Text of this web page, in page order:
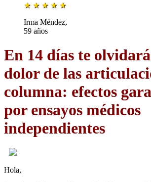
★ ★ ★ ★ ★
Irma Méndez,
59 años
En 14 días te
dolor de las
columna: efectos
por ensayos médicos
independientes
Hola,